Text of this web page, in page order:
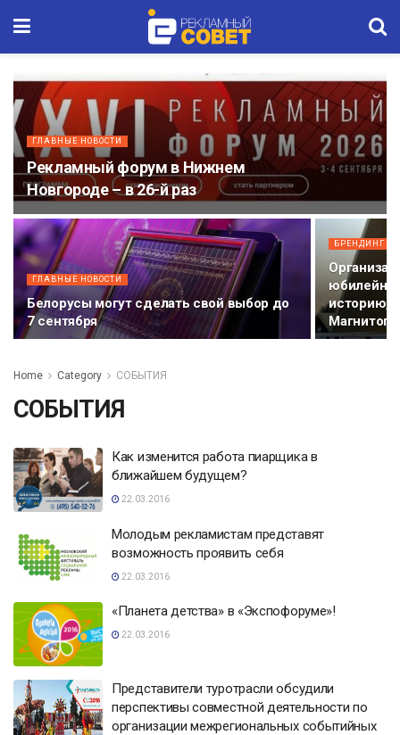
ГЛАВНЫЕ НОВОСТИ
Рекламный форум в Нижнем
Новгороде – в 26-й раз
ГЛАВНЫЕ НОВОСТИ
Белорусы могут сделать свой выбор до
7 сентября
БРЕНДИНГ
историю,
Home Category СОБЫТИЯ
СОБЫТИЯ
Как изменится работа пиарщика в
ближайшем будущем?
22.03.2016
Молодым рекламистам представят
возможность проявить себя
22.03.2016
«Планета детства» в «Экспофоруме»!
22.03.2016
Представители туротрасли обсудили
перспективы совместной деятельности по
организации межрегиональных событийных